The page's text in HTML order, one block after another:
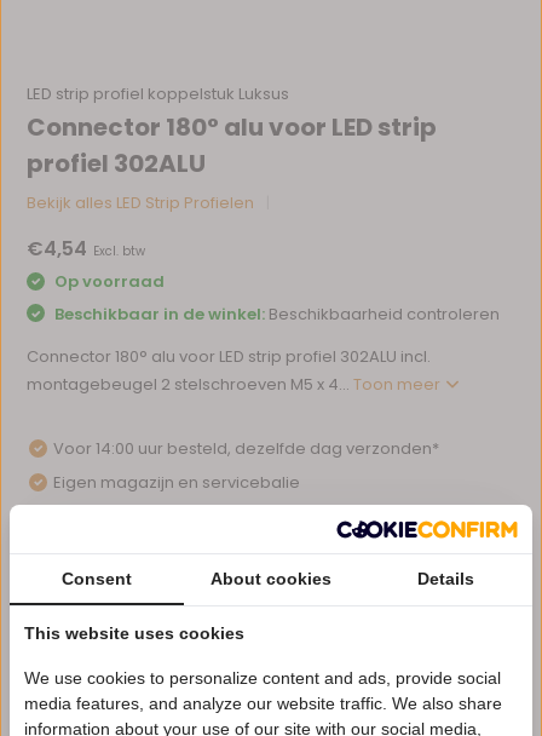
LED strip profiel koppelstuk Luksus
Connector 180° alu voor LED strip
profiel 302ALU
Bekijk alles LED Strip Profielen
€4,54 Excl. btw
Op voorraad
Beschikbaar in de winkel: Beschikbaarheid controleren
Connector 180° alu voor LED strip profiel 302ALU incl.
montagebeugel 2 stelschroeven M5 x 4...Toon meer
Voor 14:00 uur besteld, dezelfde dag verzonden*
Eigen magazijn en servicebalie
Afhalen in ons magazijn direct mogelijk
Vergelijk
Productomschrijving
Consent About cookies Details
This website uses cookies
We use cookies to personalize content and ads, provide social
media features, and analyze our website traffic. We also share
information about your use of our site with our social media,